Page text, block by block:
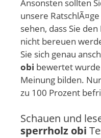
Ansonsten sollten
unsere
sehen, dass Sie
nicht bereuen
Sie sich genau
obi bewertet
Meinung bilden.
zu 100 Prozent
Schauen und
sperrholz obi